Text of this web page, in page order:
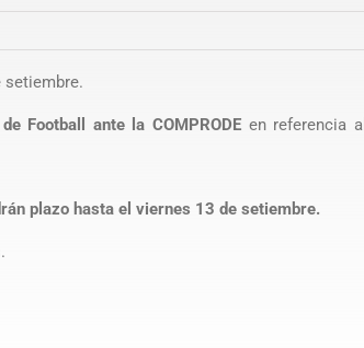
setiembre.
Football ante la COMPRODE en referencia al
plazo hasta el viernes 13 de setiembre.